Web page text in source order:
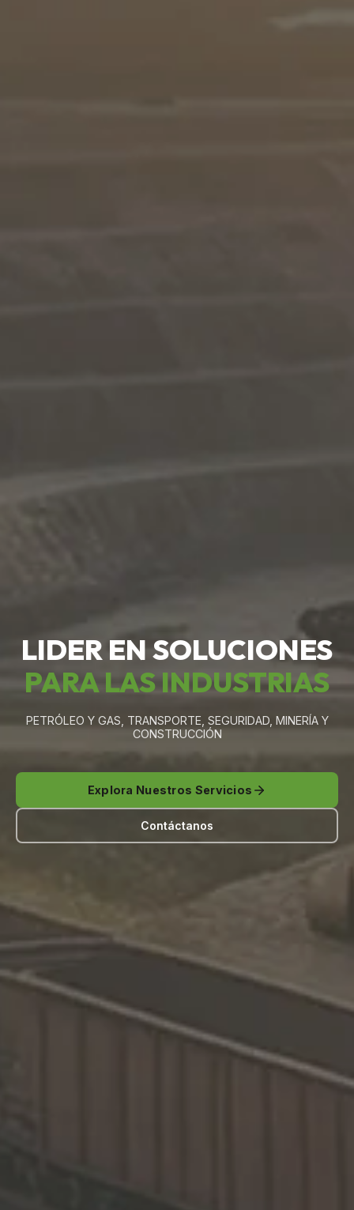
LIDER EN SOLUCIONES
PARA LAS INDUSTRIAS
PETRÓLEO Y GAS, TRANSPORTE, SEGURIDAD, MINERÍA Y
CONSTRUCCIÓN
Explora Nuestros Servicios
Contáctanos